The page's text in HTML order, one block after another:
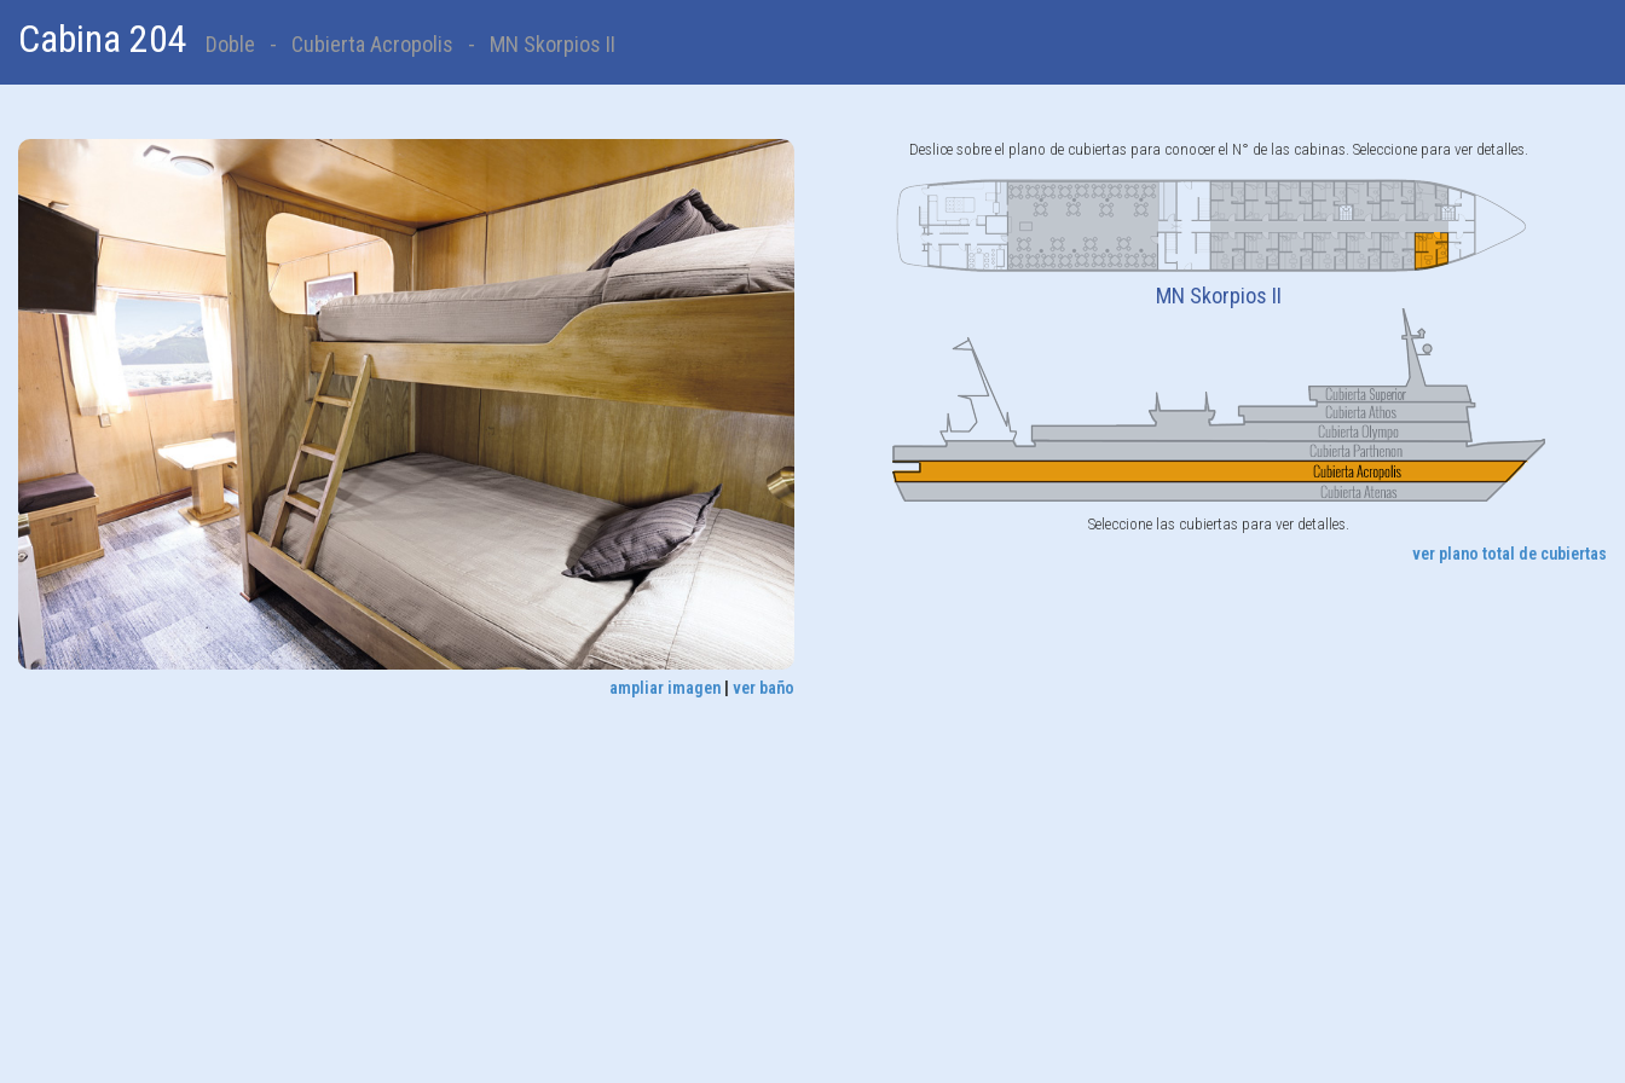
Cabina 204 Doble - Cubierta Acropolis - MN Skorpios II
ampliar imagen ver baño
Deslice sobre el plano de cubiertas para conocer el N° de las cabinas. Seleccione para ver detalles.
MN Skorpios II
Seleccione las cubiertas para ver detalles.
ver plano total de cubiertas